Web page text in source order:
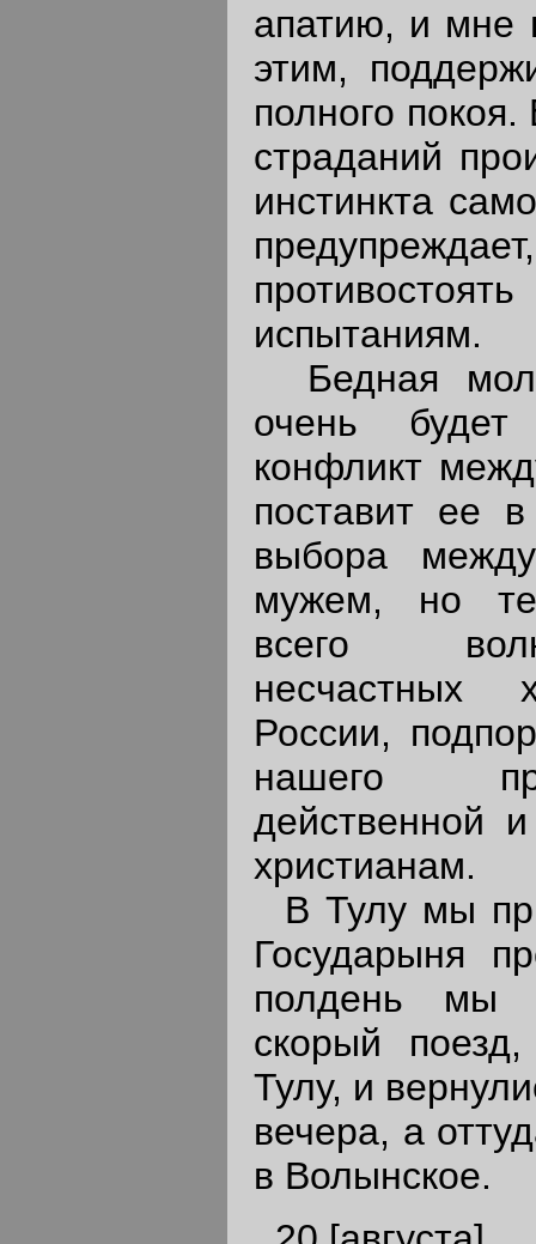
апатию, и мне
этим,
полного покоя.
страданий
инстинкта
испытаниям.
Бедная
очень
конфликт
поставит ее
выбора
мужем, но
всего
несчастных
России,
нашего
действенной
христианам.
В Тулу мы
Государыня
полдень мы
скорый
Тулу, и
вечера, а
в Волынское.